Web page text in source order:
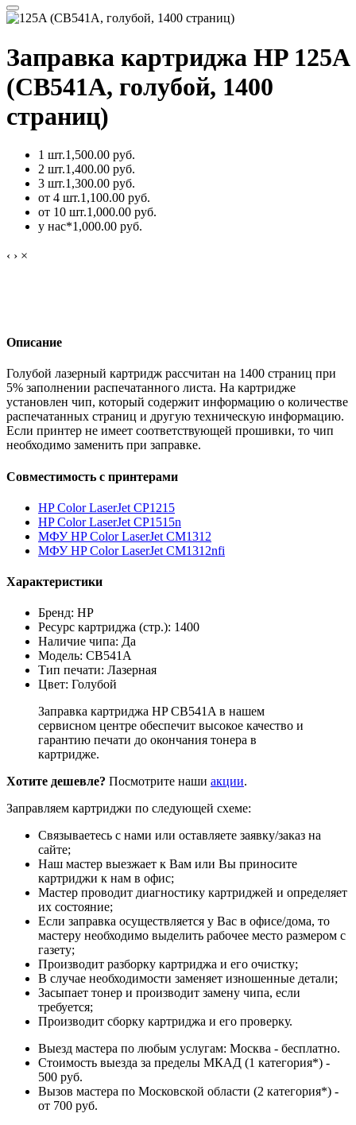
Заправка картриджа HP 125A
(CB541A, голубой, 1400
страниц)
1 шт.1,500.00 руб.
2 шт.1,400.00 руб.
3 шт.1,300.00 руб.
от 4 шт.1,100.00 руб.
от 10 шт.1,000.00 руб.
у нас*1,000.00 руб.
‹ › ×
Описание
Голубой лазерный картридж рассчитан на 1400 страниц при
5% заполнении распечатанного листа. На картридже
установлен чип, который содержит информацию о количестве
распечатанных страниц и другую техническую информацию.
Если принтер не имеет соответствующей прошивки, то чип
необходимо заменить при заправке.
Совместимость с принтерами
HP Color LaserJet CP1215
HP Color LaserJet CP1515n
МФУ HP Color LaserJet CM1312
МФУ HP Color LaserJet CM1312nfi
Характеристики
Бренд: HP
Ресурс картриджа (стр.): 1400
Наличие чипа: Да
Модель: CB541A
Тип печати: Лазерная
Цвет: Голубой
Заправка картриджа HP CB541A в нашем
сервисном центре обеспечит высокое качество и
гарантию печати до окончания тонера в
картридже.
Хотите дешевле? Посмотрите наши акции.
Заправляем картриджи по следующей схеме:
Связываетесь с нами или оставляете заявку/заказ на
сайте;
Наш мастер выезжает к Вам или Вы приносите
картриджи к нам в офис;
Мастер проводит диагностику картриджей и определяет
их состояние;
Если заправка осуществляется у Вас в офисе/дома, то
мастеру необходимо выделить рабочее место размером с
газету;
Производит разборку картриджа и его очистку;
В случае необходимости заменяет изношенные детали;
Засыпает тонер и производит замену чипа, если
требуется;
Производит сборку картриджа и его проверку.
Выезд мастера по любым услугам: Москва - бесплатно.
Стоимость выезда за пределы МКАД (1 категория*) -
500 руб.
Вызов мастера по Московской области (2 категория*) -
от 700 руб.